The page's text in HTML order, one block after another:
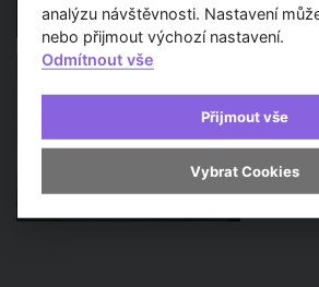
analýzu návštěvnosti. Nastavení
nebo přijmout výchozí nastavení.
Odmítnout vše
Přijmout vše
Vybrat Cookies